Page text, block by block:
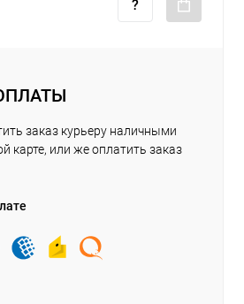
заказ курьеру наличными
карте, или же оплатить заказ